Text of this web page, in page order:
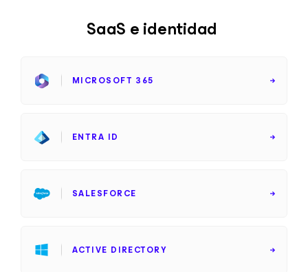
SaaS e identidad
MICROSOFT 365
ENTRA ID
SALESFORCE
ACTIVE DIRECTORY